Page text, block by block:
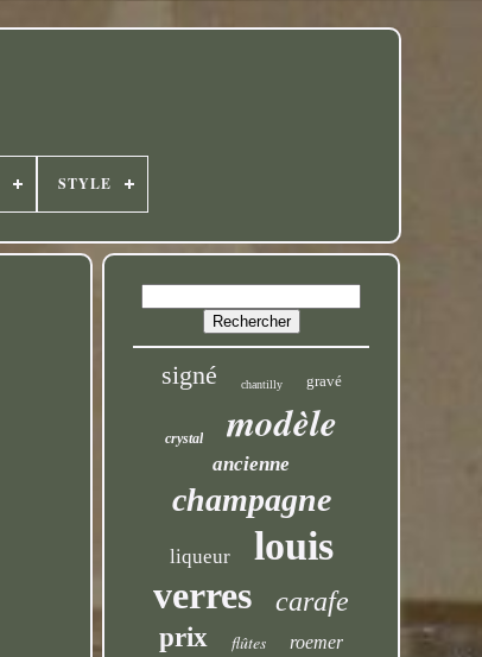
STYLE
signé chantilly gravé
crystal modèle
ancienne
champagne
liqueur louis
verres carafe
prix flûtes roemer